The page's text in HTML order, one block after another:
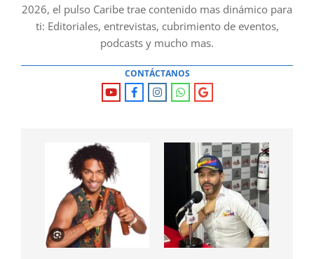
2026, el pulso Caribe trae contenido mas dinámico para
ti: Editoriales, entrevistas, cubrimiento de eventos,
podcasts y mucho mas.
CONTÁCTANOS